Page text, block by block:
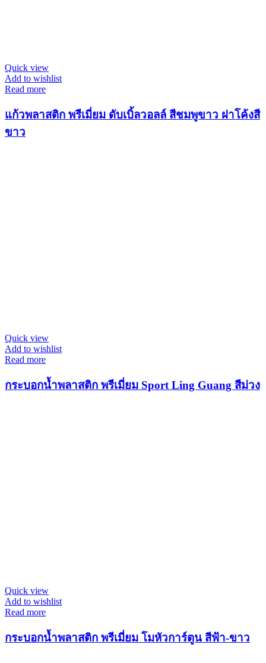
Quick view
Add to wishlist
Read more
แก้วพลาสติก พรีเมี่ยม ดับเบิ้ลวอลล์ สีชมพูขาว ฝาโค้งสี
ขาว
Quick view
Add to wishlist
Read more
กระบอกน้ำพลาสติก พรีเมี่ยม Sport Ling Guang สีม่วง
Quick view
Add to wishlist
Read more
กระบอกน้ำพลาสติก พรีเมี่ยม โมหัวการ์ตูน สีฟ้า-ขาว